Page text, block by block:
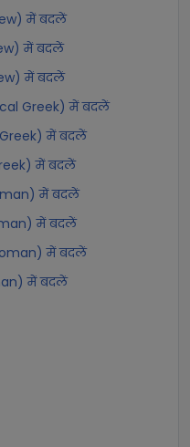
में बदलें
में बदलें
में बदलें
Greek) में बदलें
Greek) में बदलें
में बदलें
में बदलें
में बदलें
में बदलें
में बदलें